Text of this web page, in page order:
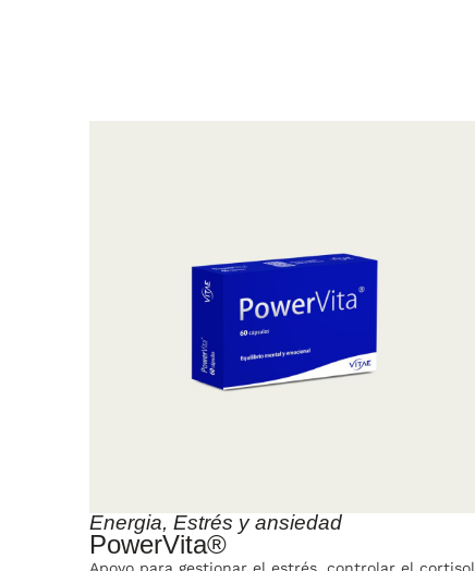
Energia, Estrés y ansiedad
PowerVita®
Apoyo para gestionar el estrés, controlar el cortisol